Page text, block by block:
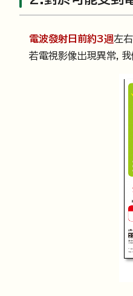
電波發射日前約3週左
若電視影像出現異常，